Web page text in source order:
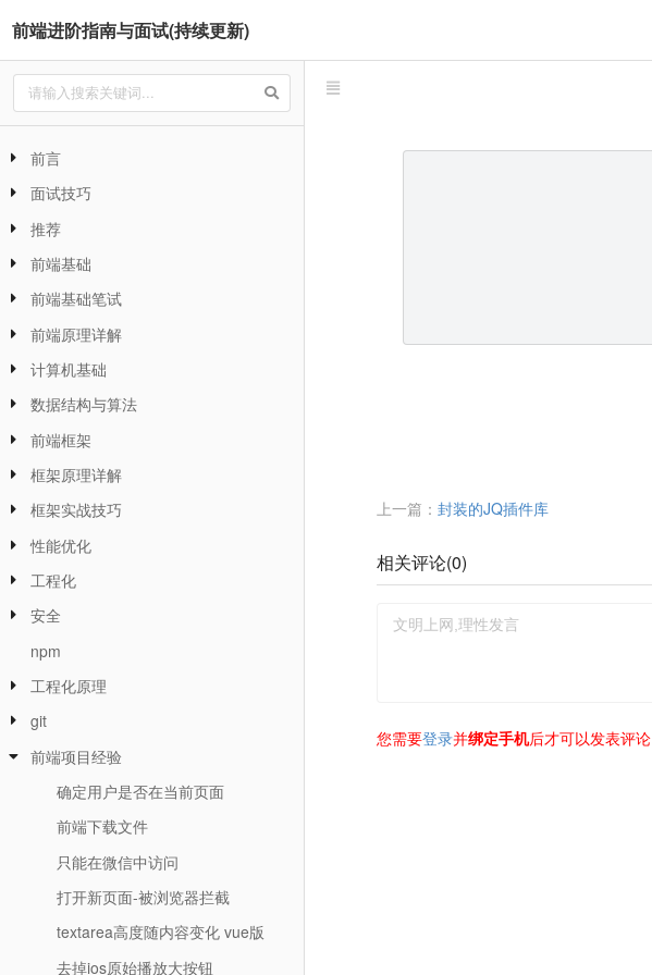
前端进阶指南与面试(持续更新)
前言
面试技巧
推荐
前端基础
前端基础笔试
前端原理详解
计算机基础
数据结构与算法
前端框架
框架原理详解
框架实战技巧
性能优化
工程化
安全
npm
工程化原理
git
前端项目经验
确定用户是否在当前页面
前端下载文件
只能在微信中访问
打开新页面-被浏览器拦截
textarea高度随内容变化 vue版
去掉ios原始播放大按钮
上一篇： 封装的JQ插件库
相关评论(0)
您需要登录并绑定手机后才可以发表评论